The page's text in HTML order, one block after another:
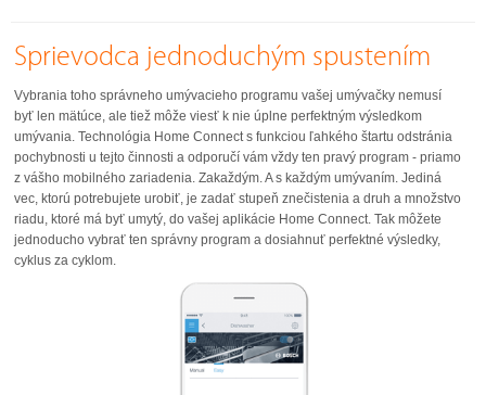
Sprievodca jednoduchým spustením
Vybrania toho správneho umývacieho programu vašej umývačky nemusí
byť len mätúce, ale tiež môže viesť k nie úplne perfektným výsledkom
umývania. Technológia Home Connect s funkciou ľahkého štartu odstránia
pochybnosti u tejto činnosti a odporučí vám vždy ten pravý program - priamo
z vášho mobilného zariadenia. Zakaždým. A s každým umývaním. Jediná
vec, ktorú potrebujete urobiť, je zadať stupeň znečistenia a druh a množstvo
riadu, ktoré má byť umytý, do vašej aplikácie Home Connect. Tak môžete
jednoducho vybrať ten správny program a dosiahnuť perfektné výsledky,
cyklus za cyklom.